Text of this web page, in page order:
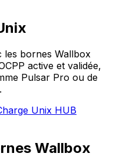
les bornes Wallbox
active et validée,
Pulsar Pro ou de
Unix HUB
Wallbox